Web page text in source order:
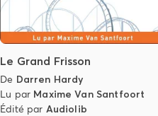
Le Grand Frisson
De Darren Hardy
Lu par Maxime Van Santfoort
Édité par Audiolib